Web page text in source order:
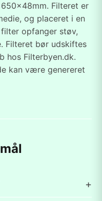
Filteret er
og placeret i en
opfanger støv,
Filteret bør udskiftes
hos Filterbyen.dk.
kan være genereret